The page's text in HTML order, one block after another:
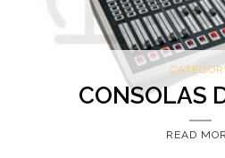
CONSOLAS
READ